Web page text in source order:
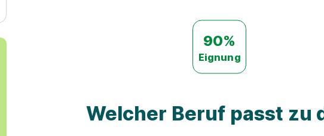
90%
Eignung
Welcher Beruf passt zu